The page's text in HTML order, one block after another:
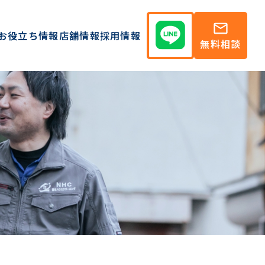
役立ち情報店舗情報採用情報 mail
無料相談